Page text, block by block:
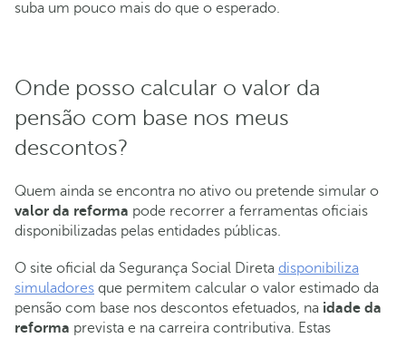
suba um pouco mais do que o esperado.
Onde posso calcular o valor da
pensão com base nos meus
descontos?
Quem ainda se encontra no ativo ou pretende simular o
valor da reforma pode recorrer a ferramentas oficiais
disponibilizadas pelas entidades públicas.
O site oficial da Segurança Social Direta disponibiliza
simuladores que permitem calcular o valor estimado da
pensão com base nos descontos efetuados, na idade da
reforma prevista e na carreira contributiva. Estas